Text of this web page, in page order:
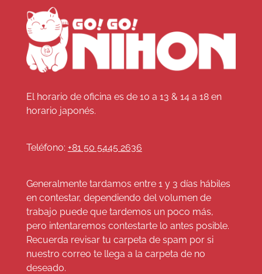
El horario de oficina es de 10 a 13 & 14 a 18 en
horario japonés.
Teléfono: +81 50 5445 2636
Generalmente tardamos entre 1 y 3 días hábiles
en contestar, dependiendo del volumen de
trabajo puede que tardemos un poco más,
pero intentaremos contestarte lo antes posible.
Recuerda revisar tu carpeta de spam por si
nuestro correo te llega a la carpeta de no
deseado.